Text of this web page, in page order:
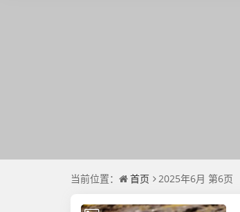
当前位置： 首页 2025年6月 第6页